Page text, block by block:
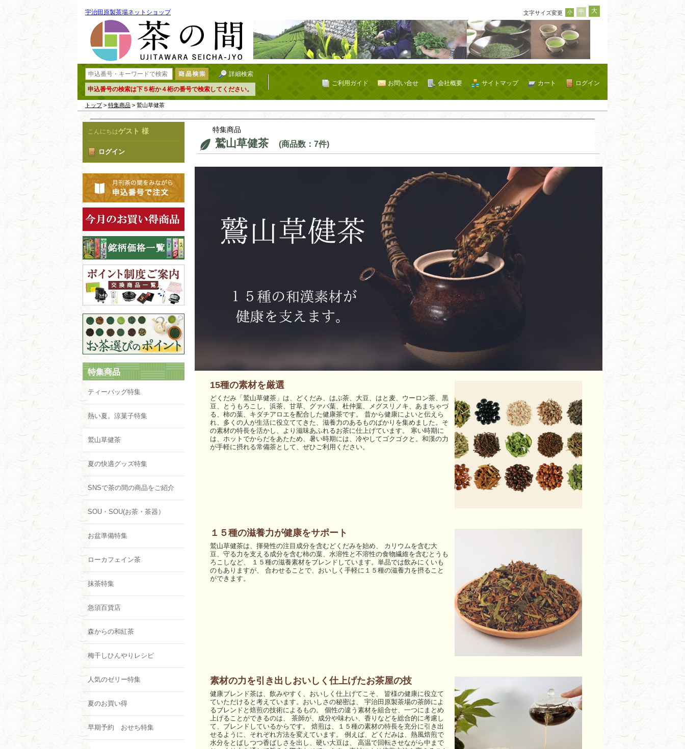
宇治田原製茶場ネットショップ 文字サイズ変更 小 中 大
詳細検索
申込番号の検索は下５桁か４桁の番号で検索してください。
ログイン
カート
サイトマップ
会社概要
お問い合せ
ご利用ガイド
トップ> 特集商品 > 鷲山草健茶
こんにちはゲスト 様
ログイン
特集商品
ティーバッグ特集
熱い夏。涼菓子特集
鷲山草健茶
夏の快適グッズ特集
SNSで茶の間の商品をご紹介
SOU・SOU(お茶・茶器）
お盆準備特集
ローカフェイン茶
抹茶特集
急須百貨店
森からの和紅茶
梅干しひんやりレシピ
人気のゼリー特集
夏のお買い得
早期予約 おせち特集
特集商品
鷲山草健茶 (商品数：7件)
15種の素材を厳選
どくだみ「鷲山草健茶」は、どくだみ、はぶ茶、大豆、はと麦、ウーロン茶、黒
豆、とうもろこし、浜茶、甘草、グァバ葉、杜仲葉、メグスリノキ、あまちゃづ
る、柿の葉、キダチアロエを配合した健康茶です。 昔から健康によいと伝えら
れ、多くの人が生活に役立ててきた、滋養力のあるものばかりを集めました。そ
の素材の特長を活かし、より滋味あふれるお茶に仕上げています。 寒い時期に
は、ホットでからだをあたため、暑い時期には、冷やしてゴクゴクと。和漢の力
が手軽に摂れる常備茶として、ぜひご利用ください。
１５種の滋養力が健康をサポート
鷲山草健茶は、揮発性の注目成分を含むどくだみを始め、 カリウムを含む大
豆、守る力を支える成分を含む柿の葉、水溶性と不溶性の食物繊維を含むとうも
ろこしなど、 １５種の滋養素材をブレンドしています。単品では飲みにくいも
のもありますが、 合わせることで、おいしく手軽に１５種の滋養力を摂ること
ができます。
素材の力を引き出しおいしく仕上げたお茶屋の技
健康ブレンド茶は、飲みやすく、おいしく仕上げてこそ、 皆様の健康に役立て
ていただけると考えています。おいしさの秘密は、 宇治田原製茶場の茶師によ
るブレンドと焙煎の技術によるもの。 個性の違う素材を組合せ、一つにまとめ
上げることができるのは、 茶師が、成分や味わい、香りなどを総合的に考慮し
て、ブレンドしているからです。 焙煎は、１５種の素材の特長を充分に引き出
せるように、それぞれ方法を変えています。 例えば、どくだみは、熱風焙煎で
水分をとばしつつ香ばしさを出し、硬い大豆は、 高温で回転させながら中まで